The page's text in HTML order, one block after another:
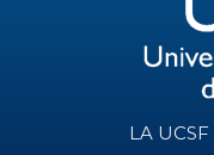
LA UCSF